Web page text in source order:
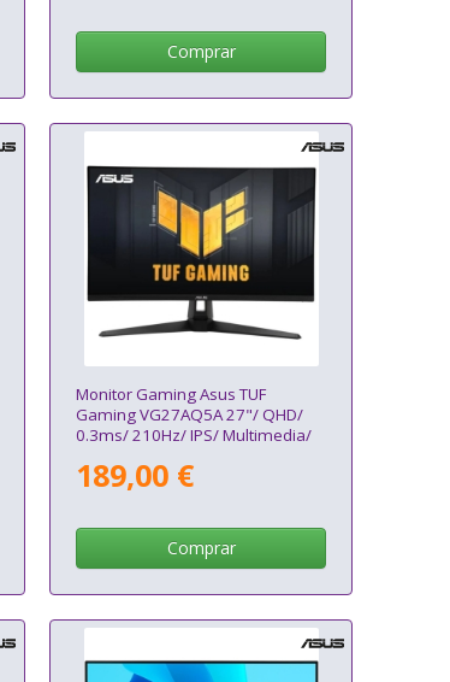
Comprar
Monitor Gaming Asus TUF
Gaming VG27AQ5A 27"/ QHD/
0.3ms/ 210Hz/ IPS/ Multimedia/
189,00 €
Comprar